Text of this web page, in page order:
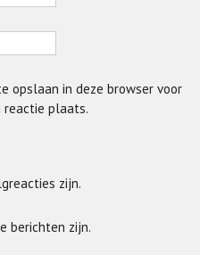
opslaan in deze browser voor
reactie plaats.
zijn.
berichten zijn.